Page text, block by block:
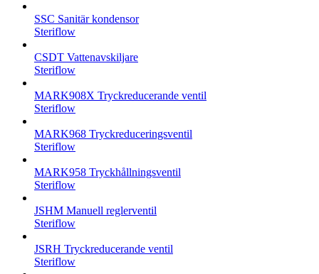
SSC Sanitär kondensor
Steriflow
CSDT Vattenavskiljare
Steriflow
MARK908X Tryckreducerande ventil
Steriflow
MARK968 Tryckreduceringsventil
Steriflow
MARK958 Tryckhållningsventil
Steriflow
JSHM Manuell reglerventil
Steriflow
JSRH Tryckreducerande ventil
Steriflow